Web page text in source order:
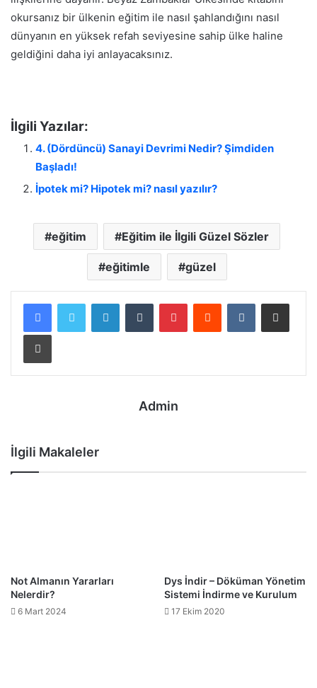
okursanız bir ülkenin eğitim ile nasıl şahlandığını nasıl
dünyanın en yüksek refah seviyesine sahip ülke haline
geldiğini daha iyi anlayacaksınız.
İlgili Yazılar:
4. (Dördüncü) Sanayi Devrimi Nedir? Şimdiden
Başladı!
İpotek mi? Hipotek mi? nasıl yazılır?
eğitim Eğitim ile İlgili Güzel Sözler
eğitimle güzel
LinkedInTumblr PinterestReddit VKontakteE-Posta ile paylaş
Yazdır
Admin
İlgili Makaleler
Not Almanın Yararları
Nelerdir?
6 Mart 2024
Dys İndir – Döküman Yönetim
Sistemi İndirme ve Kurulum
17 Ekim 2020